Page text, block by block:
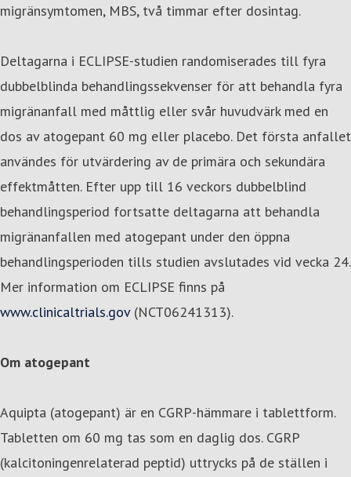
migränsymtomen, MBS, två timmar efter dosintag.
Deltagarna i ECLIPSE-studien randomiserades till fyra
dubbelblinda behandlingssekvenser för att behandla fyra
migränanfall med måttlig eller svår huvudvärk med en
dos av atogepant 60 mg eller placebo. Det första anfallet
användes för utvärdering av de primära och sekundära
effektmåtten. Efter upp till 16 veckors dubbelblind
behandlingsperiod fortsatte deltagarna att behandla
migränanfallen med atogepant under den öppna
behandlingsperioden tills studien avslutades vid vecka 24.
Mer information om ECLIPSE finns på
www.clinicaltrials.gov(NCT06241313).
Om atogepant
Aquipta (atogepant) är en CGRP-hämmare i tablettform.
Tabletten om 60 mg tas som en daglig dos. CGRP
(kalcitoningenrelaterad peptid) uttrycks på de ställen i